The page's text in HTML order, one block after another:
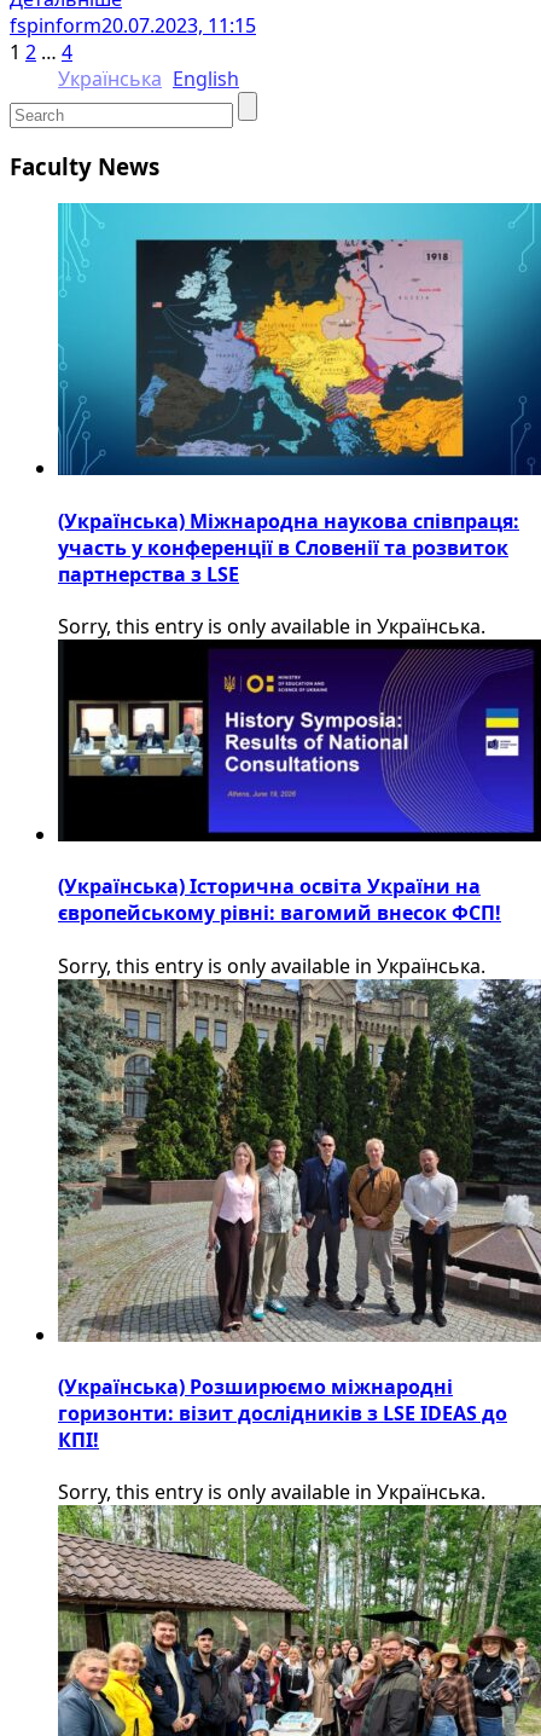
fspinform20.07.2023, 11:15
1 2 … 4
Українська English
Faculty News
(Українська) Міжнародна наукова співпраця:
участь у конференції в Словенії та розвиток
партнерства з LSE
Sorry, this entry is only available in Українська.
(Українська) Історична освіта України на
європейському рівні: вагомий внесок ФСП!
Sorry, this entry is only available in Українська.
(Українська) Розширюємо міжнародні
горизонти: візит дослідників з LSE IDEAS до
КПІ!
Sorry, this entry is only available in Українська.